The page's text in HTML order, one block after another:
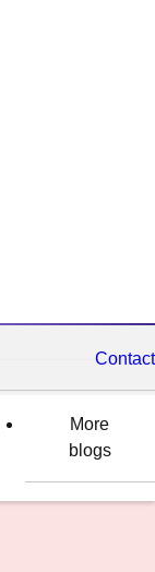
Contact
More
blogs